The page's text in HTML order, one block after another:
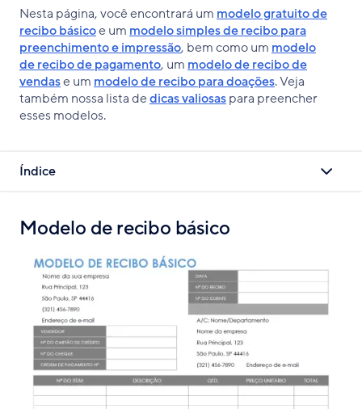
Nesta página, você encontrará um modelo gratuito de
recibo básicoe um modelo simples de recibo para
preenchimento e impressão, bem como um modelo
de recibo de pagamento, um modelo de recibo de
vendase um modelo de recibo para doações. Veja
também nossa lista dedicas valiosaspara preencher
esses modelos.
Índice
Modelo de recibo básico